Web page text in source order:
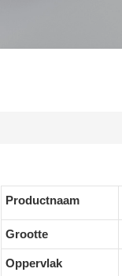
Productnaam
Grootte
Oppervlak